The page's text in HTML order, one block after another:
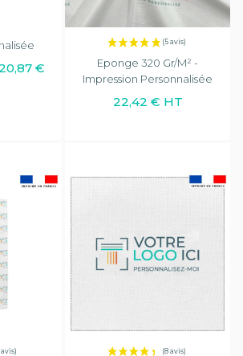
€
Eponge 320 Gr/m² -
Impression Personnalisée
22,42 € HT